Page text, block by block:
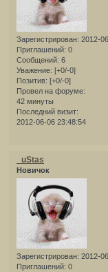
Зарегистрирован: 2012-
Приглашений: 0
Сообщений: 6
Уважение: [+0/-0]
Позитив: [+0/-0]
Провел на форуме:
42 минуты
Последний визит:
2012-06-06 23:48:54
_uStas
Новичок
Зарегистрирован: 2012-
Приглашений: 0